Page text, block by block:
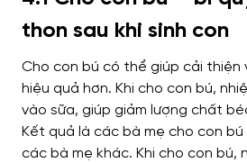
thon sau khi sinh con
Cho con bú có thể giúp cải thiện
hiệu quả hơn. Khi cho con bú,
vào sữa, giúp giảm lượng chất
Kết quả là các bà mẹ cho con
các bà mẹ khác. Khi cho con bú,